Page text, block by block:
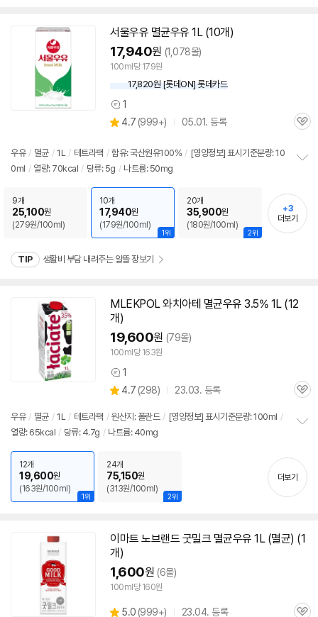
서울우유 멸균우유 1L (10개)
17,940원 (1,078몰)
100ml당 179원
17,820원 [롯데ON] 롯데카드
상
품
견
1
별
4.7 (상
리
뷰
999+) 05.01. 등록
관
우유 / 멸균 / 1L / 테트라팩 / 함유: 국산원유100% / [영양정보] 표시기준분량: 10
0ml / 열량: 70kcal / 당류: 5g / 나트륨: 50mg
치
기
9개
25,100원
(279원/100ml)
1위
10개
17,940원
(179원/100ml)
2위
20개
35,900원
(180원/100ml)
+3
더보기
TIP 생활비 부담 내려주는 알뜰 장보기
MLEKPOL 와치아테 멸균우유 3.5% 1L (12
개)
19,600원 (79몰)
100ml당 163원
상
품
견
1
별
점
4.7 (상
리
뷰
298) 23.03. 등록
관
우유 / 멸균 / 1L / 테트라팩 / 원산지: 폴란드 / [영양정보] 표시기준분량: 100ml /
열량: 65kcal / 당류: 4.7g / 나트륨: 40mg
치
기
1위
12개
19,600원
(163원/100ml)
2위
24개
75,150원
(313원/100ml)
더보기
이마트 노브랜드 굿밀크 멸균우유 1L (멸균) (1
개)
1,600원 (6몰)
100ml당 160원
5.0 (상
999+) 23.04. 등록